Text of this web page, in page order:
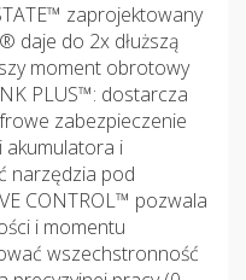
zaprojektowany
daje do 2x dłuższą
moment obrotowy
PLUS™: dostarcza
zabezpieczenie
akumulatora i
narzędzia pod
CONTROL™ pozwala
i momentu
wszechstronność